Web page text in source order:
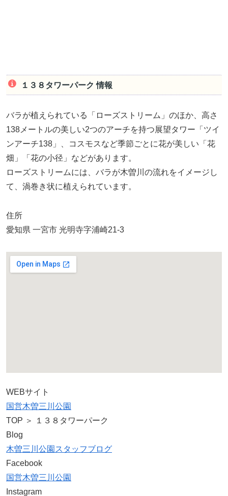
１３８タワーパーク 情報
バラが植えられている「ローズストリーム」のほか、高さ
138メートルの美しい2つのアーチを持つ展望タワー「ツイ
ンアーチ138」、コスモスなど季節ごとに花が美しい「花
畑」「花の小径」などがあります。
ローズストリームには、バラが木曽川の流れをイメージし
て、渦巻き状に植えられています。
住所
愛知県 一宮市 光明寺字浦崎21-3
WEBサイト
国営木曽三川公園
TOP ＞ １３８タワーパーク
Blog
木曽三川公園スタッフブログ
Facebook
国営木曽三川公園
Instagram